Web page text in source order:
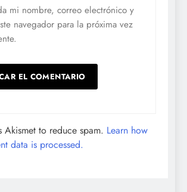
mi nombre, correo electrónico y
navegador para la próxima vez
Akismet to reduce spam. Learn how
data is processed.